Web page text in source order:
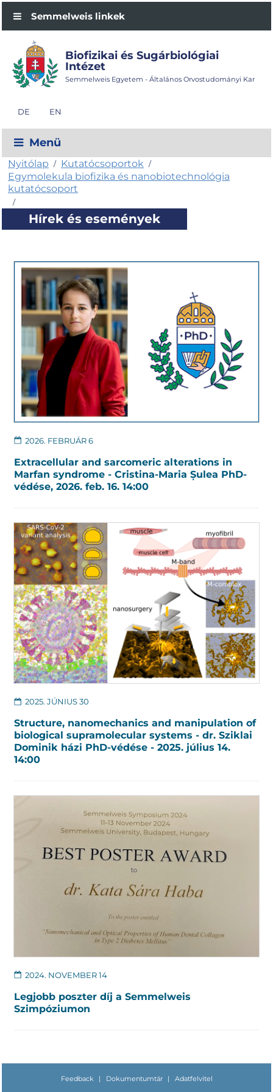
Semmelweis linkek
Biofizikai és Sugárbiológiai
Intézet
Semmelweis Egyetem - Általános Orvostudományi Kar
DE EN
Menü
Nyitólap / Kutatócsoportok /
Egymolekula biofizika és nanobiotechnológia
kutatócsoport
/
Hírek és események
2026. FEBRUÁR 6
Extracellular and sarcomeric alterations in
Marfan syndrome - Cristina-Maria Șulea PhD-
védése, 2026. feb. 16. 14:00
2025. JÚNIUS 30
Structure, nanomechanics and manipulation of
biological supramolecular systems - dr. Sziklai
Dominik házi PhD-védése - 2025. július 14.
14:00
2024. NOVEMBER 14
Legjobb poszter díj a Semmelweis
Szimpóziumon
Feedback | Dokumentumtár | Adatfelvitel